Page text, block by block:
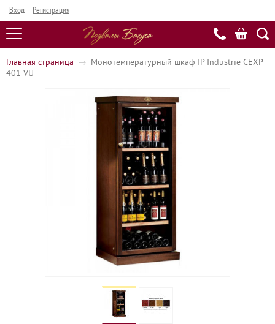
Вход Регистрация
Главная страница →
Монотемпературный шкаф IP Industrie CEXP
401 VU